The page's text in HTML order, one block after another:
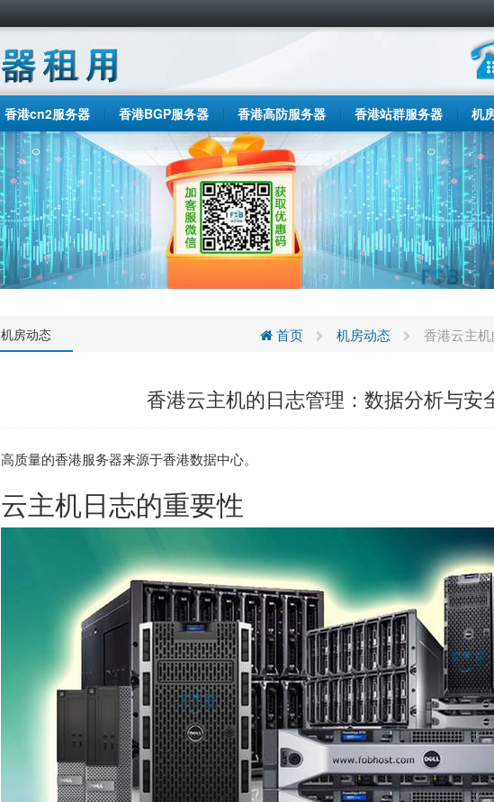
香港cn2服务器 香港BGP服务器 香港高防服务器 香港站群服务器 机
机房动态 首页 机房动态 香港云主
香港云主机的日志管理：数据分析与安
高质量的香港服务器来源于香港数据中心。
云主机日志的重要性